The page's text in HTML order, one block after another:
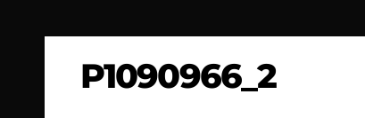
P1090966_2